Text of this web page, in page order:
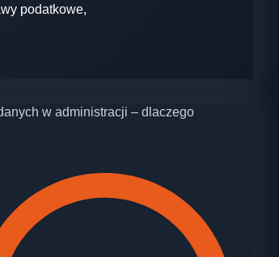
podatkowe,